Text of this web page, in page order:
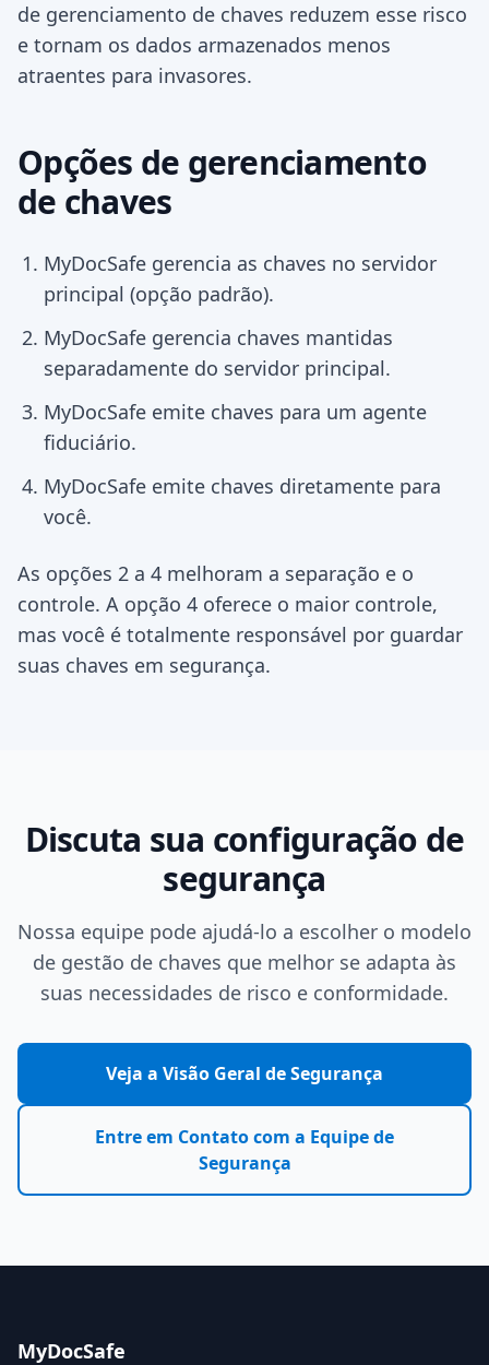
de gerenciamento de chaves reduzem esse risco
e tornam os dados armazenados menos
atraentes para invasores.
Opções de gerenciamento
de chaves
MyDocSafe gerencia as chaves no servidor
principal (opção padrão).
MyDocSafe gerencia chaves mantidas
separadamente do servidor principal.
MyDocSafe emite chaves para um agente
fiduciário.
MyDocSafe emite chaves diretamente para
você.
As opções 2 a 4 melhoram a separação e o
controle. A opção 4 oferece o maior controle,
mas você é totalmente responsável por guardar
suas chaves em segurança.
Discuta sua configuração de
segurança
Nossa equipe pode ajudá-lo a escolher o modelo
de gestão de chaves que melhor se adapta às
suas necessidades de risco e conformidade.
Veja a Visão Geral de Segurança
Entre em Contato com a Equipe de
Segurança
MyDocSafe